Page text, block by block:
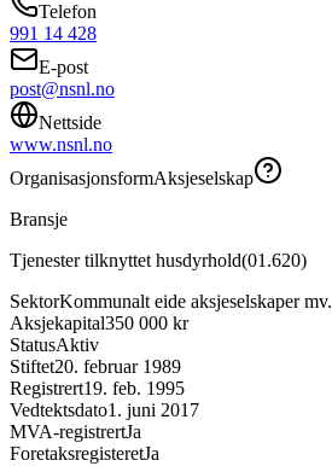
Telefon
991 14 428
E-post
post@nsnl.no
Nettside
www.nsnl.no
OrganisasjonsformAksjeselskap
Bransje
Tjenester tilknyttet husdyrhold(01.620)
SektorKommunalt eide aksjeselskaper mv.
Aksjekapital350 000 kr
StatusAktiv
Stiftet20. februar 1989
Registrert19. feb. 1995
Vedtektsdato1. juni 2017
MVA-registrertJa
ForetaksregisteretJa